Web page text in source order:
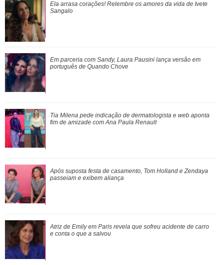
Após suposta festa de casamento, Tom Holland e Zendaya
passeiam e exibem aliança
Atriz de Emily em Paris revela que sofreu acidente de carro
e conta o que a salvou
Leonardo compra 60 porcos e brinca ao ter dificuldade com
pagamento: Vou pedir ajuda
Adam Sandler anuncia Gente Grande 3 e compartilha foto
com elenco
Ela arrasa corações! Relembre os amores da vida de Ivete
Sangalo
Em parceria com Sandy, Laura Pausini lança versão em
português de Quando Chove
Tia Milena pede indicação de dermatologista e web aponta
fim de amizade com Ana Paula Renault
Após suposta festa de casamento, Tom Holland e Zendaya
passeiam e exibem aliança
Atriz de Emily em Paris revela que sofreu acidente de carro
e conta o que a salvou